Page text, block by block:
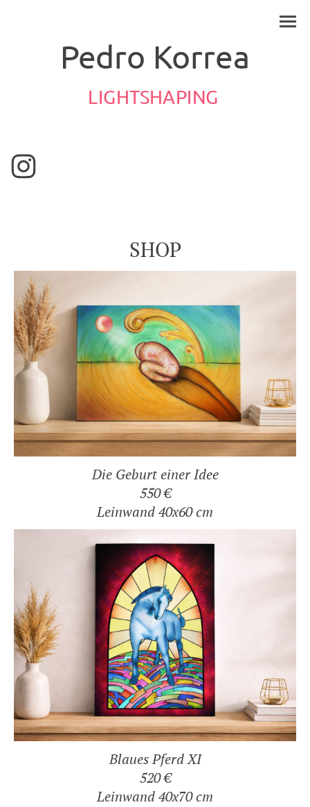
Pedro Korrea
LIGHTSHAPING
SHOP
Die Geburt einer Idee
550 €
Leinwand 40x60 cm
Blaues Pferd XI
520 €
Leinwand 40x70 cm